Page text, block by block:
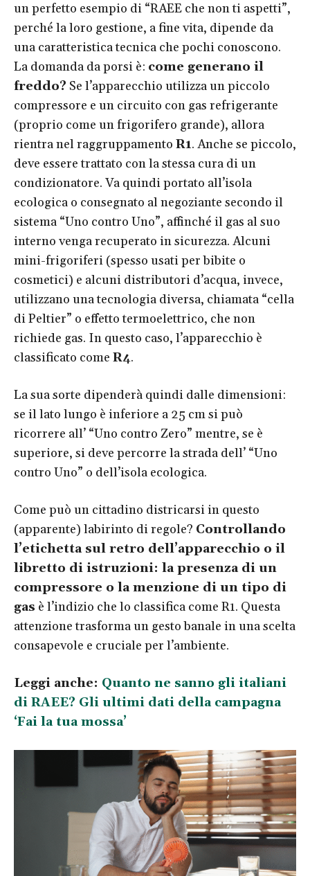
un perfetto esempio di “RAEE che non ti aspetti”,
perché la loro gestione, a fine vita, dipende da
una caratteristica tecnica che pochi conoscono.
La domanda da porsi è: come generano il
freddo? Se l’apparecchio utilizza un piccolo
compressore e un circuito con gas refrigerante
(proprio come un frigorifero grande), allora
rientra nel raggruppamento R1. Anche se piccolo,
deve essere trattato con la stessa cura di un
condizionatore. Va quindi portato all’isola
ecologica o consegnato al negoziante secondo il
sistema “Uno contro Uno”, affinché il gas al suo
interno venga recuperato in sicurezza. Alcuni
mini-frigoriferi (spesso usati per bibite o
cosmetici) e alcuni distributori d’acqua, invece,
utilizzano una tecnologia diversa, chiamata “cella
di Peltier” o effetto termoelettrico, che non
richiede gas. In questo caso, l’apparecchio è
classificato come R4.
La sua sorte dipenderà quindi dalle dimensioni:
se il lato lungo è inferiore a 25 cm si può
ricorrere all’ “Uno contro Zero” mentre, se è
superiore, si deve percorre la strada dell’ “Uno
contro Uno” o dell’isola ecologica.
Come può un cittadino districarsi in questo
(apparente) labirinto di regole? Controllando
l’etichetta sul retro dell’apparecchio o il
libretto di istruzioni: la presenza di un
compressore o la menzione di un tipo di
gas è l’indizio che lo classifica come R1. Questa
attenzione trasforma un gesto banale in una scelta
consapevole e cruciale per l’ambiente.
Leggi anche: Quanto ne sanno gli italiani
di RAEE? Gli ultimi dati della campagna
‘Fai la tua mossa’